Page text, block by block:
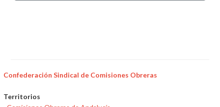
Confederación Sindical de Comisiones Obreras
Territorios